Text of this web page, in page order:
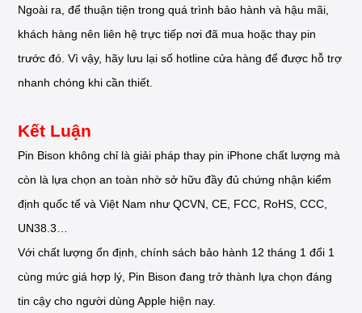
Ngoài ra, để thuận tiện trong quá trình bảo hành và hậu mãi,
khách hàng nên liên hệ trực tiếp nơi đã mua hoặc thay pin
trước đó. Vì vậy, hãy lưu lại số hotline cửa hàng để được hỗ trợ
nhanh chóng khi cần thiết.
Kết Luận
Pin Bison không chỉ là giải pháp thay pin iPhone chất lượng mà
còn là lựa chọn an toàn nhờ sở hữu đầy đủ chứng nhận kiểm
định quốc tế và Việt Nam như QCVN, CE, FCC, RoHS, CCC,
UN38.3…
Với chất lượng ổn định, chính sách bảo hành 12 tháng 1 đổi 1
cùng mức giá hợp lý, Pin Bison đang trở thành lựa chọn đáng
tin cậy cho người dùng Apple hiện nay.